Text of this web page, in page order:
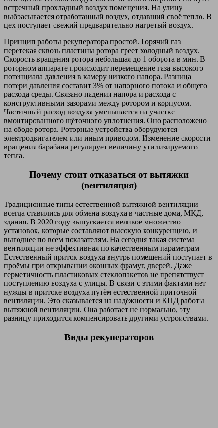
встречный прохладный воздух помещения. На улицу
выбрасывается отработанный воздух, отдавший своё тепло. В
цех поступает свежий предварительно нагретый воздух.
Принцип работы рекуператора простой. Горячий газ
перетекая сквозь пластины ротора греет холодный воздух.
Скорость вращения ротора небольшая до 1 оборота в мин. В
роторном аппарате происходит перемещение газа высокого
потенциала давления в камеру низкого напора. Разница
потери давления составит 3% от напорного потока и общего
расхода среды. Связано падения напора и расхода с
конструктивными зазорами между ротором и корпусом.
Частичный расход воздуха уменьшается на участке
вмонтированного щёточного уплотнения. Оно расположено
на ободе ротора. Роторные устройства оборудуются
электродвигателем или иным приводом. Изменение скорости
вращения барабана регулирует величину утилизируемого
тепла.
Почему стоит отказаться от вытяжки
(вентиляция)
Традиционные типы естественной вытяжной вентиляции
всегда ставились для обмена воздуха в частные дома, МКД,
здания. В 2020 году выпускается великое множество
установок, которые составляют высокую конкуренцию, и
выгоднее по всем показателям. На сегодня такая система
вентиляции не эффективная по качественным параметрам.
Естественный приток воздуха внутрь помещений поступает в
проёмы при открывании оконных фрамуг, дверей. Даже
герметичность пластиковых стеклопакетов не препятствует
поступлению воздуха с улицы. В связи с этими фактами нет
нужды в притоке воздуха путём естественной приточной
вентиляции. Это сказывается на надёжности и КПД работы
вытяжной вентиляции. Она работает не нормально, эту
разницу приходится компенсировать другими устройствами.
Виды рекуператоров